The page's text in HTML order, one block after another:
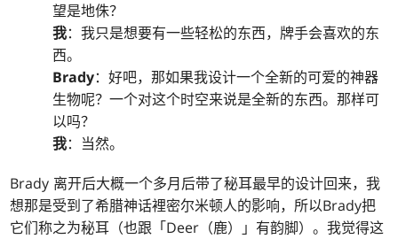
望是地侏？
我：我只是想要有一些轻松的东西，牌手会喜欢的东
西。
Brady：好吧，那如果我设计一个全新的可爱的神器
生物呢？一个对这个时空来说是全新的东西。那样可
以吗？
我：当然。
Brady 离开后大概一个多月后带了秘耳最早的设计回来，我
想那是受到了希腊神话裡密尔米顿人的影响，所以Brady把
它们称之为秘耳（也跟「Deer（鹿）」有韵脚）。我觉得这